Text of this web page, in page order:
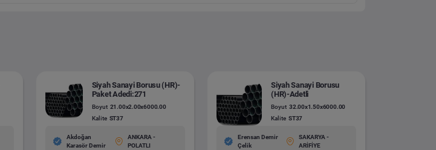
Siyah Sanayi Borusu (HR)-
Paket Adedi:271
Boyut 21.00x2.00x6000.00
Kalite ST37
Akdoğan
Karasör Demir
ANKARA -
POLATLI
Siyah Sanayi Borusu
(HR)-Adetli
Boyut 32.00x1.50x6000.00
Kalite ST37
Erensan Demir
Çelik
SAKARYA -
ARİFİYE